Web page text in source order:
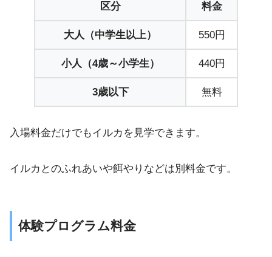
区分 料金
大人（中学生以上） 550円
小人（4歳～小学生） 440円
3歳以下 無料
入場料金だけでもイルカを見学できます。
イルカとのふれあいや餌やりなどは別料金です。
体験プログラム料金